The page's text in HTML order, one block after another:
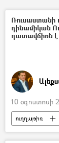
Ռուսաստանի
դինամիկան
դատավճիռն է
10 օգոստոսի
ուղղաթիռ
Ուկրաինա